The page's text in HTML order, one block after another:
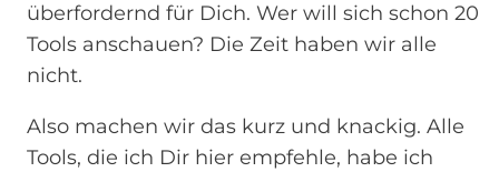
überfordernd für Dich. Wer will sich schon 20
Tools anschauen? Die Zeit haben wir alle
nicht.
Also machen wir das kurz und knackig. Alle
Tools, die ich Dir hier empfehle, habe ich